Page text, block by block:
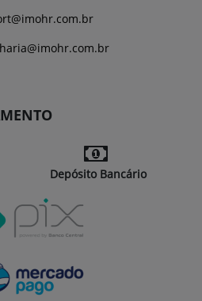
Depósito Bancário